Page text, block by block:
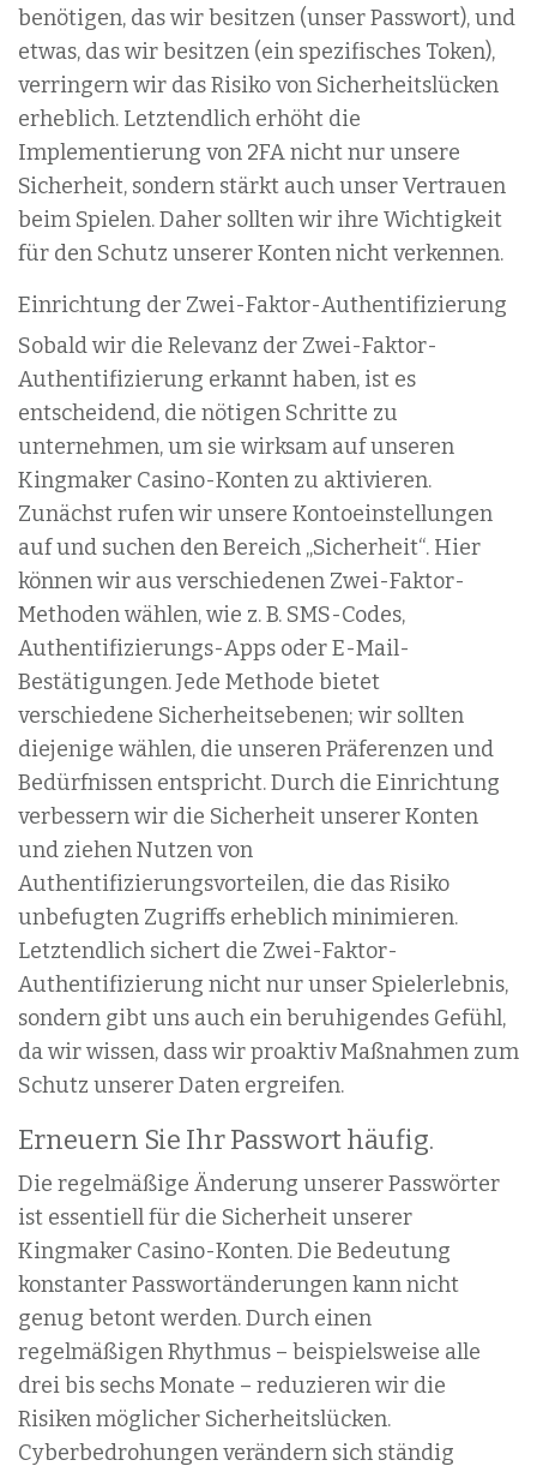
benötigen, das wir besitzen (unser Passwort), und
etwas, das wir besitzen (ein spezifisches Token),
verringern wir das Risiko von Sicherheitslücken
erheblich. Letztendlich erhöht die
Implementierung von 2FA nicht nur unsere
Sicherheit, sondern stärkt auch unser Vertrauen
beim Spielen. Daher sollten wir ihre Wichtigkeit
für den Schutz unserer Konten nicht verkennen.
Einrichtung der Zwei-Faktor-Authentifizierung
Sobald wir die Relevanz der Zwei-Faktor-
Authentifizierung erkannt haben, ist es
entscheidend, die nötigen Schritte zu
unternehmen, um sie wirksam auf unseren
Kingmaker Casino-Konten zu aktivieren.
Zunächst rufen wir unsere Kontoeinstellungen
auf und suchen den Bereich „Sicherheit“. Hier
können wir aus verschiedenen Zwei-Faktor-
Methoden wählen, wie z. B. SMS-Codes,
Authentifizierungs-Apps oder E-Mail-
Bestätigungen. Jede Methode bietet
verschiedene Sicherheitsebenen; wir sollten
diejenige wählen, die unseren Präferenzen und
Bedürfnissen entspricht. Durch die Einrichtung
verbessern wir die Sicherheit unserer Konten
und ziehen Nutzen von
Authentifizierungsvorteilen, die das Risiko
unbefugten Zugriffs erheblich minimieren.
Letztendlich sichert die Zwei-Faktor-
Authentifizierung nicht nur unser Spielerlebnis,
sondern gibt uns auch ein beruhigendes Gefühl,
da wir wissen, dass wir proaktiv Maßnahmen zum
Schutz unserer Daten ergreifen.
Erneuern Sie Ihr Passwort häufig.
Die regelmäßige Änderung unserer Passwörter
ist essentiell für die Sicherheit unserer
Kingmaker Casino-Konten. Die Bedeutung
konstanter Passwortänderungen kann nicht
genug betont werden. Durch einen
regelmäßigen Rhythmus – beispielsweise alle
drei bis sechs Monate – reduzieren wir die
Risiken möglicher Sicherheitslücken.
Cyberbedrohungen verändern sich ständig